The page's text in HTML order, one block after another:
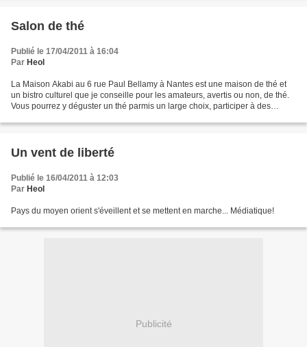
Salon de thé
Publié le 17/04/2011 à 16:04
Par Heol
La Maison Akabi au 6 rue Paul Bellamy à Nantes est une maison de thé et
un bistro culturel que je conseille pour les amateurs, avertis ou non, de thé.
Vous pourrez y déguster un thé parmis un large choix, participer à des
Un vent de liberté
Publié le 16/04/2011 à 12:03
Par Heol
Pays du moyen orient s'éveillent et se mettent en marche... Médiatique!
Publicité